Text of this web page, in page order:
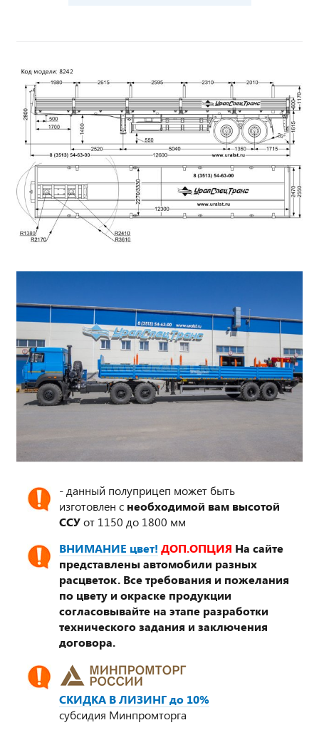
- данный полуприцеп может быть
изготовлен с необходимой вам высотой
ССУот 1150 до 1800 мм
ВНИМАНИЕ цвет! ДОП.ОПЦИЯ На сайте
представлены автомобили разных
расцветок. Все требования и пожелания
по цвету и окраске продукции
согласовывайте на этапе разработки
технического задания и заключения
договора.
СКИДКА В ЛИЗИНГ до 10%
субсидия Минпромторга